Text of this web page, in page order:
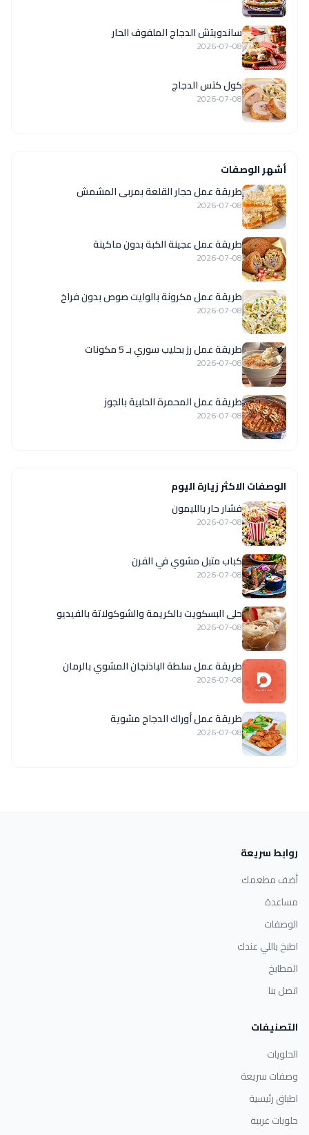
ساندويتش الدجاج الملفوف الحار
2026-07-08
كول كتس الدجاج
2026-07-08
أشهر الوصفات
طريقة عمل حجار القلعة بمربى المشمش
2026-07-08
طريقة عمل عجينة الكبة بدون ماكينة
2026-07-08
طريقة عمل مكرونة بالوايت صوص بدون فراخ
2026-07-08
طريقة عمل رز بحليب سوري بـ 5 مكونات
2026-07-08
طريقة عمل المحمرة الحلبية بالجوز
2026-07-08
الوصفات الاكثر زيارة اليوم
فشار حار بالليمون
2026-07-08
كباب متبل مشوي في الفرن
2026-07-08
حلى البسكويت بالكريمة والشوكولاتة بالفيديو
2026-07-08
طريقة عمل سلطة الباذنجان المشوي بالرمان
2026-07-08
طريقة عمل أوراك الدجاج مشوية
2026-07-08
روابط سريعة
أضف مطعمك
مساعدة
الوصفات
اطبخ باللي عندك
المطابخ
اتصل بنا
التصنيفات
الحلويات
وصفات سريعة
اطباق رئيسية
حلويات غربية